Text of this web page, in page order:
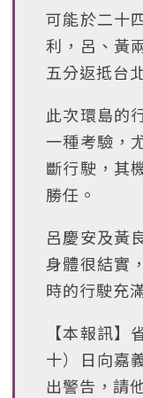
可能於二十
利，呂、黃
五分返抵台
此次環島的
一種考驗，
斷行駛，其
勝任。
呂慶安及黃
身體很結實
時的行駛充
【本報訊
十）日向嘉
出警告，請